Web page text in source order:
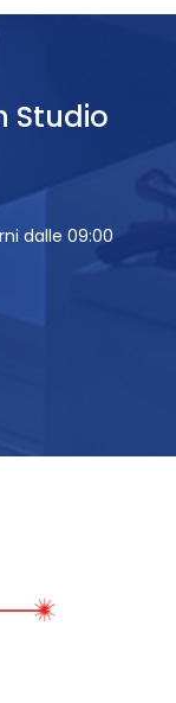
Studio
dalle 09:00